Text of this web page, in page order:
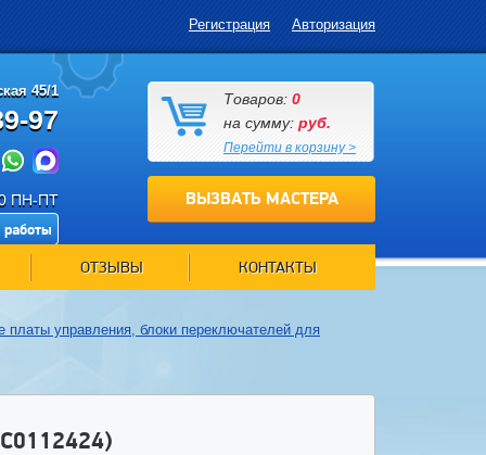
Регистрация Авторизация
45/1
97
ПН-ПТ
Товаров: 0
на сумму: руб.
Перейти в корзину >
ВЫЗВАТЬ МАСТЕРА
ОТЗЫВЫ КОНТАКТЫ
платы управления, блоки переключателей для